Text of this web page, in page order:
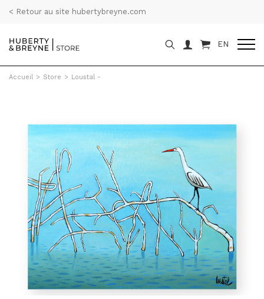
< Retour au site hubertybreyne.com
EN
Accueil > Store > Loustal -